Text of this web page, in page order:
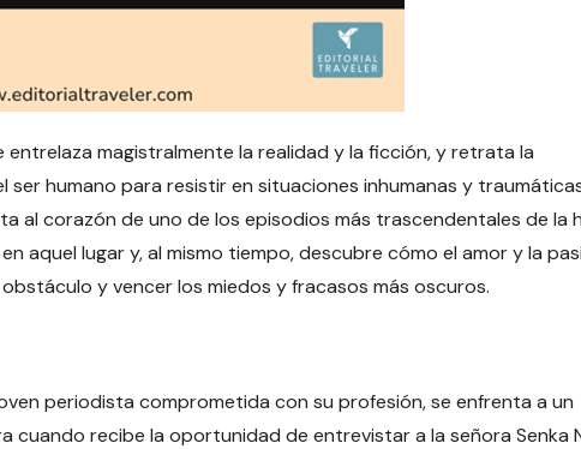
entrelaza magistralmente la realidad y la ficción, y retrata la
humano para resistir en situaciones inhumanas y
al corazón de uno de los episodios más trascendentales de la
aquel lugar y, al mismo tiempo, descubre cómo el amor y la
y vencer los miedos y fracasos más oscuros.
periodista comprometida con su profesión, se enfrenta a un
cuando recibe la oportunidad de entrevistar a la señora Senka